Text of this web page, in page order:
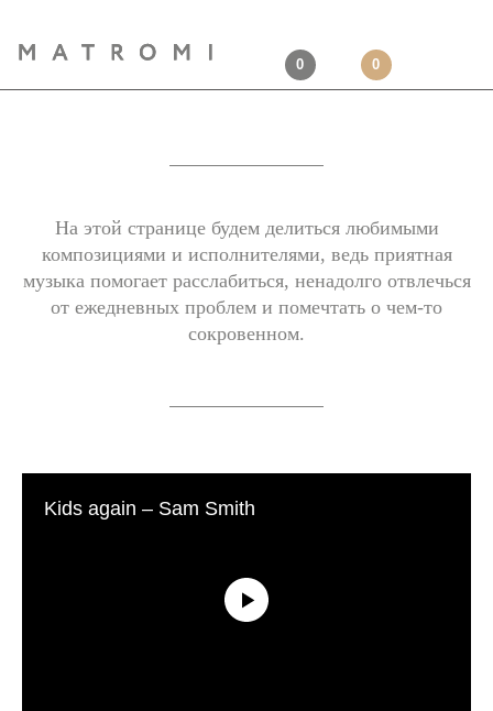
0
На этой странице будем делиться любимыми
композициями и исполнителями, ведь приятная
музыка помогает расслабиться, ненадолго отвлечься
от ежедневных проблем и помечтать о чем-то
сокровенном.
Kids again – Sam Smith